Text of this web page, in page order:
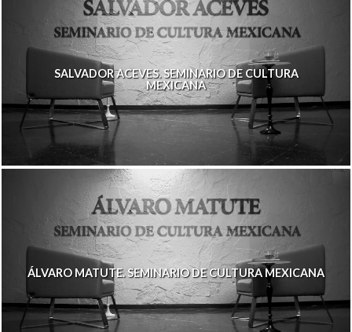
SALVADOR ACEVES. SEMINARIO DE CULTURA
MEXICANA
ÁLVARO MATUTE. SEMINARIO DE CULTURA MEXICANA